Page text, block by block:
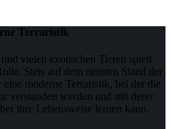
Terraristik
vielen exotischen Tieren spielt
Stets auf dem neusten Stand der
moderne Terraristik, bei der die
verstanden werden und mit derer
ihre Lebensweise lernen kann.